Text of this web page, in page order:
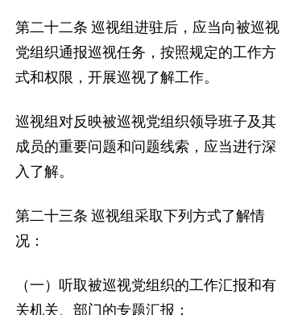
第二十二条 巡视组进驻后，应当向被巡视
党组织通报巡视任务，按照规定的工作方
式和权限，开展巡视了解工作。
巡视组对反映被巡视党组织领导班子及其
成员的重要问题和问题线索，应当进行深
入了解。
第二十三条 巡视组采取下列方式了解情
况：
（一）听取被巡视党组织的工作汇报和有
关机关、部门的专题汇报；